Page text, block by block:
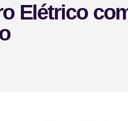
Elétrico